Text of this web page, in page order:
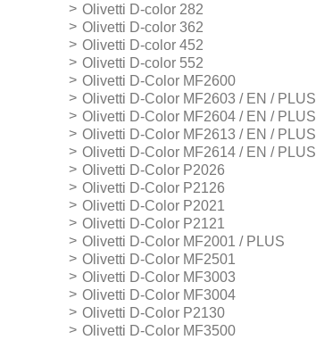
Olivetti D-color 282
Olivetti D-color 362
Olivetti D-color 452
Olivetti D-color 552
Olivetti D-Color MF2600
Olivetti D-Color MF2603 / EN / PLUS
Olivetti D-Color MF2604 / EN / PLUS
Olivetti D-Color MF2613 / EN / PLUS
Olivetti D-Color MF2614 / EN / PLUS
Olivetti D-Color P2026
Olivetti D-Color P2126
Olivetti D-Color P2021
Olivetti D-Color P2121
Olivetti D-Color MF2001 / PLUS
Olivetti D-Color MF2501
Olivetti D-Color MF3003
Olivetti D-Color MF3004
Olivetti D-Color P2130
Olivetti D-Color MF3500